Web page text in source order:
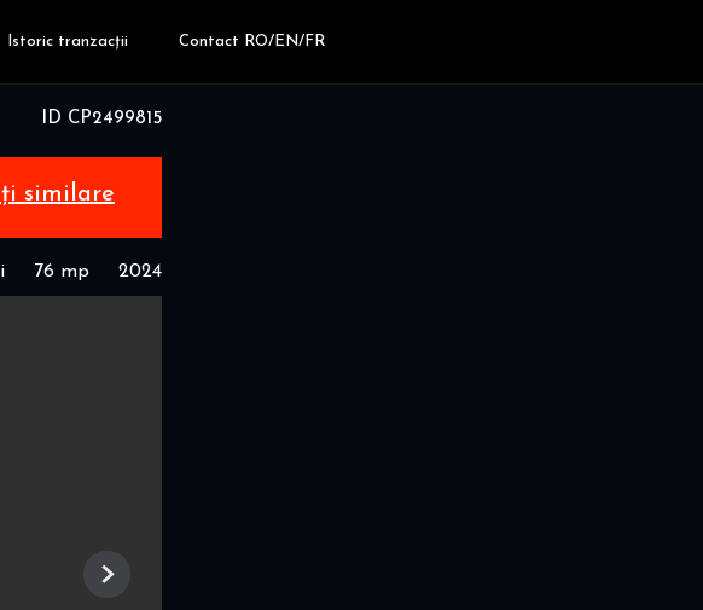
Istoric tranzacții Contact RO/EN/FR
ID CP2499815
similare
76 mp 2024
Next